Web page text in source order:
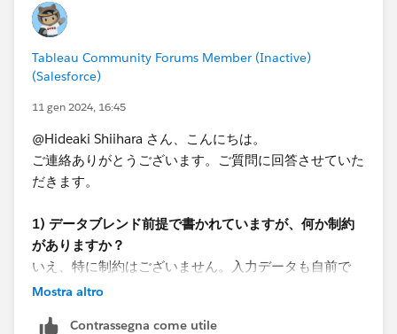
それができない場合、Tableau Prepを使えば自由にデー
タの前処理が可能になります。
このあたりご検討はされておりますか？​
appreciate it if you could choose the best answer or
upvote.
Tableau Community Forums Member (Inactive)
(Salesforce)
11 gen 2024, 16:45
@Hideaki Shiihara​ さん、こんにちは。
ご連絡ありがとうございます。ご質問に回答させていた
だきます。
1) データブレンド前提で書かれていますが、何か制約
がありますか？
いえ、特に制約はございません。入力データも自前で
Pythonで加工して準備したものになりますので、デー
Mostra altro
Contrassegna come utile